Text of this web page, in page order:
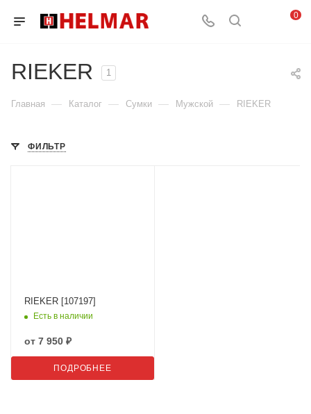
0
RIEKER 1
Главная — Каталог — Сумки — Мужской — RIEKER
ФИЛЬТР
RIEKER [107197]
Есть в наличии
от 7 950 ₽
ПОДРОБНЕЕ